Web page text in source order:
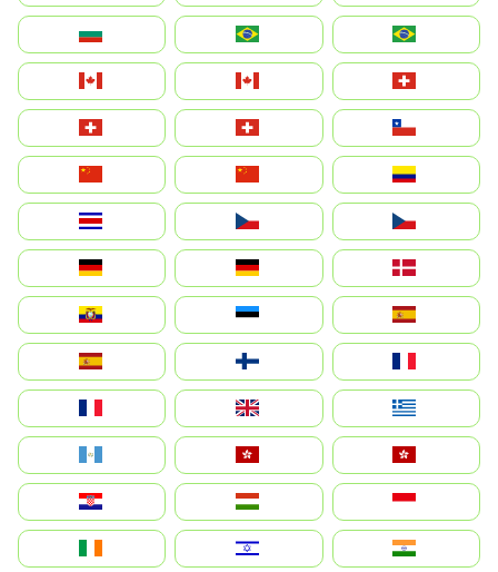
България
Brasil (ES)
Brasil
Canada (FR)
Canada
Svizzera
Suisse
Schweiz
Chile
中国
China
Colombia
Costa Rica
Czechia
Česko
Deutschland
Germany
Danmark
Ecuador
Eesti
Spain
España
Suomi
France
France
United Kingdom
Ελλάδα
Guatemala
Hong Kong
中國香港特別行政區
Hrvatska
Magyarország
Indonesia
Ireland
ישראל
भारत